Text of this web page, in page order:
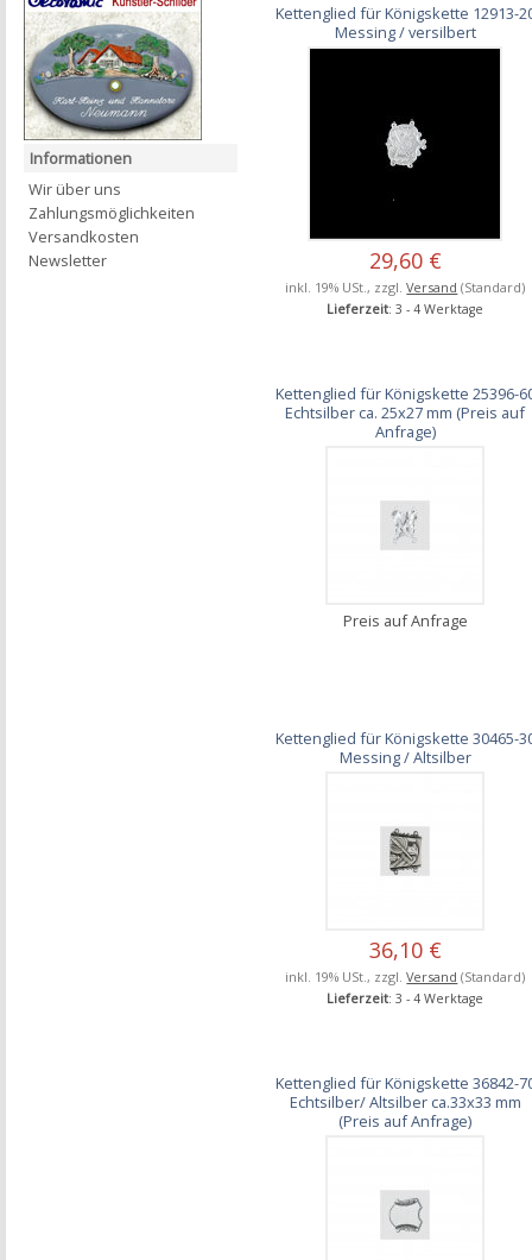
Kettenglied für Königskette 12913-
Messing / versilbert
29,60 €
inkl. 19% USt., zzgl.Versand (Standard)
Lieferzeit: 3 - 4 Werktage
Kettenglied für Königskette 25396-
Echtsilber ca. 25x27 mm (Preis auf
Anfrage)
Preis auf Anfrage
Kettenglied für Königskette 30465-
Messing / Altsilber
36,10 €
inkl. 19% USt., zzgl.Versand (Standard)
Lieferzeit: 3 - 4 Werktage
Kettenglied für Königskette 36842-
Echtsilber/ Altsilber ca.33x33 mm
(Preis auf Anfrage)
Informationen
Wir über uns
Zahlungsmöglichkeiten
Versandkosten
Newsletter